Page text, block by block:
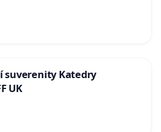
suverenity Katedry
UK